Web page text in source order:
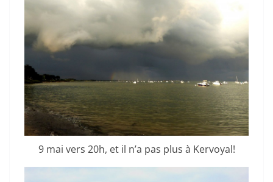
9 mai vers 20h, et il n’a pas plus à Kervoyal!